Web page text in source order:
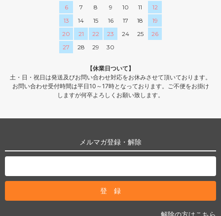
6
7 8 9 10 11
12
13
14 15 16 17 18
19
20
21 22 23 24 25
26
27
28 29 30
【休業日ついて】
土・日・祝日は発送及びお問い合わせ対応をお休みさせて頂いております。
お問い合わせ受付時間は平日10～17時となっております。ご不便をお掛け
しますが何卒よろしくお願い致します。
メルマガ登録・解除